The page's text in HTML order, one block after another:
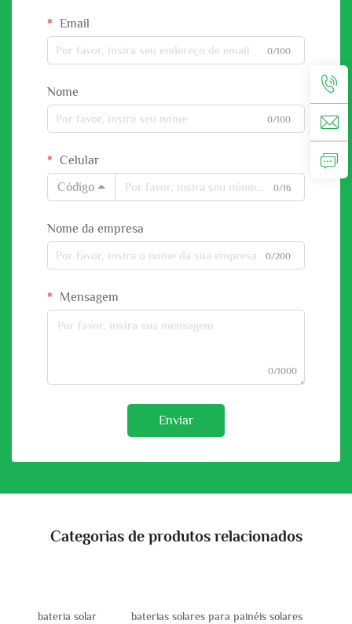
Email
0/100
Nome
0/100
Celular
Código
0/16
Nome da empresa
0/200
Mensagem
0/1000
Enviar
Categorias de produtos relacionados
bateria solar baterias solares para painéis solares